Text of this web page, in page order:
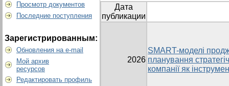
Просмотр документов
Последние поступления
Зарегистрированным:
Обновления на e-mail
Мой архив
ресурсов
Редактировать профиль
Дата
публикации
2026
SMART-моделі
планування
компанії як